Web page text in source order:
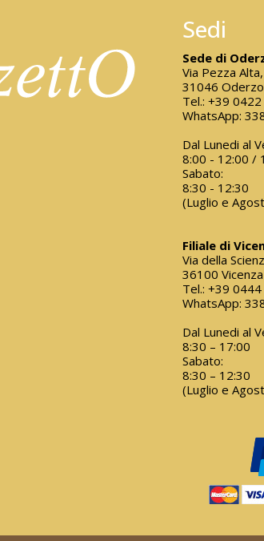
Sedi
Sede di
Via Pezza Alta,
31046
Tel.: +39
WhatsApp:
Dal Lunedi al
8:00 - 12:00 /
Sabato:
8:30 - 12:30
(Luglio e
Filiale di
Via della
36100
Tel.: +39
WhatsApp:
Dal Lunedi al
8:30 – 17:00
Sabato:
8:30 – 12:30
(Luglio e